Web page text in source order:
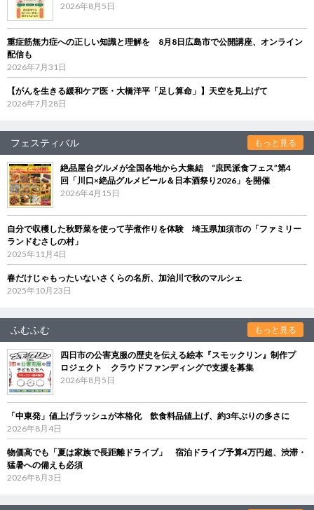
2026年8月5日
重症筋無力症への正しい知識と理解を 8月8日広島市で公開講座、オンライン
配信も
2026年7月31日
【がんを生きる緩和ケア医・大橋洋平「足し算命」】天空を見上げて
2026年7月28日
フェスティバル もっと見る
絶品屋台グルメが全国各地から大集結 “庶民派食フェス”第4
回「川口×絶品グルメビール＆日本酒祭り2026」を開催
2026年4月15日
自分で収穫した秋野菜を使って芋煮作りを体験 埼玉県加須市の「ファミリー
ランドむさしの村」
2025年11月4日
春だけじゃもったいないさくらの名所、加治川で秋のマルシェ
2025年10月23日
ふむふむ もっと見る
四日市の公害克服の歴史を伝える絵本『スモックリン』制作プ
ロジェクト クラウドファンディングで支援を募集
2026年8月5日
「中東発」値上げラッシュが本格化 飲食料品値上げ、約3年ぶりの多さに
2026年8月4日
物価高でも「夏は家族で長距離ドライブ」 宿泊ドライブ予算4万円超、渋滞・
猛暑への備えも必須
2026年8月3日